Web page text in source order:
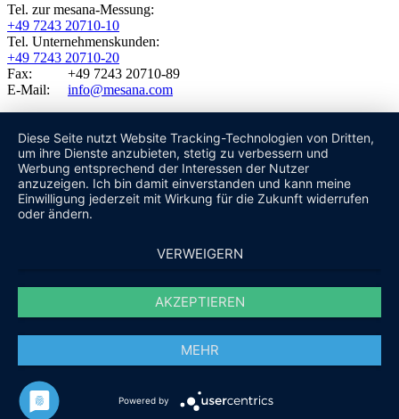
Tel. zur mesana-Messung:
+49 7243 20710-10
Tel. Unternehmenskunden:
+49 7243 20710-20
Fax: +49 7243 20710-89
E-Mail: info@mesana.com
Diese Seite nutzt Website Tracking-Technologien von Dritten,
um ihre Dienste anzubieten, stetig zu verbessern und
Werbung entsprechend der Interessen der Nutzer
anzuzeigen. Ich bin damit einverstanden und kann meine
Einwilligung jederzeit mit Wirkung für die Zukunft widerrufen
oder ändern.
VERWEIGERN
AKZEPTIEREN
MEHR
Powered by